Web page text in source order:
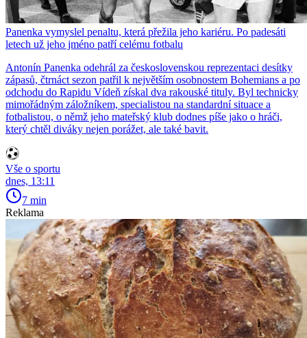
Panenka vymyslel penaltu, která přežila jeho kariéru. Po padesáti
letech už jeho jméno patří celému fotbalu
Antonín Panenka odehrál za československou reprezentaci desítky
zápasů, čtrnáct sezon patřil k největším osobnostem Bohemians a po
odchodu do Rapidu Vídeň získal dva rakouské tituly. Byl technicky
mimořádným záložníkem, specialistou na standardní situace a
fotbalistou, o němž jeho mateřský klub dodnes píše jako o hráči,
který chtěl diváky nejen porážet, ale také bavit.
Vše o sportu
dnes, 13:11
7 min
Reklama